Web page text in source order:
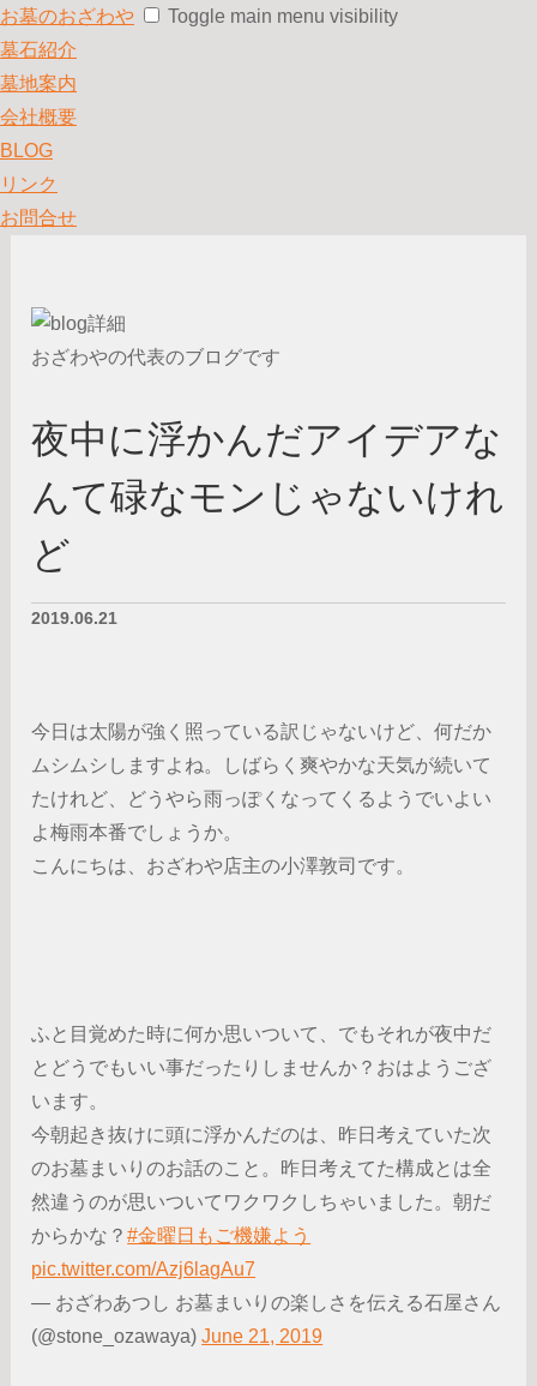
お墓のおざわや
Toggle main menu visibility
墓石紹介
墓地案内
会社概要
BLOG
リンク
お問合せ
おざわやの代表のブログです
夜中に浮かんだアイデアな
んて碌なモンじゃないけれ
ど
2019.06.21
今日は太陽が強く照っている訳じゃないけど、何だか
ムシムシしますよね。しばらく爽やかな天気が続いて
たけれど、どうやら雨っぽくなってくるようでいよい
よ梅雨本番でしょうか。
こんにちは、おざわや店主の小澤敦司です。
ふと目覚めた時に何か思いついて、でもそれが夜中だ
とどうでもいい事だったりしませんか？おはようござ
います。
今朝起き抜けに頭に浮かんだのは、昨日考えていた次
のお墓まいりのお話のこと。昨日考えてた構成とは全
然違うのが思いついてワクワクしちゃいました。朝だ
からかな？#金曜日もご機嫌よう
pic.twitter.com/Azj6lagAu7
— おざわあつし お墓まいりの楽しさを伝える石屋さん
(@stone_ozawaya)June 21, 2019